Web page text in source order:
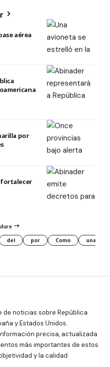
aérea
por
fortalecer
del por Como una
noticias sobre República
y Estados Unidos.
precisa, actualizada
más importantes de estos
y la calidad